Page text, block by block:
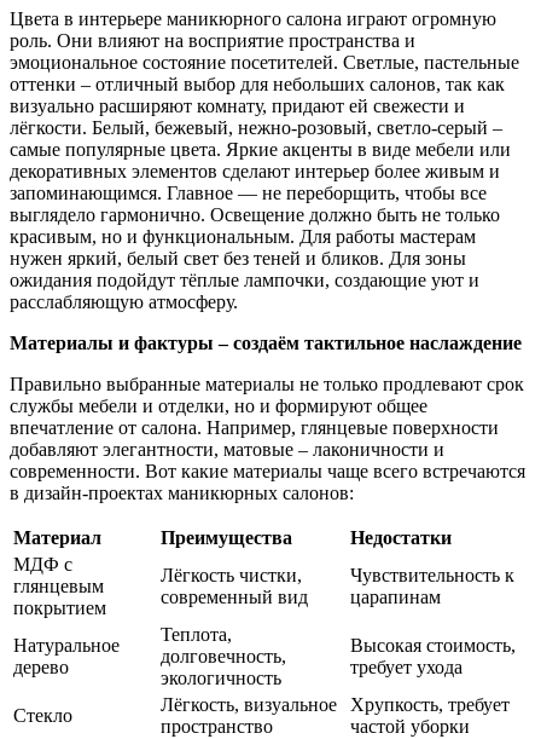
Цвета в интерьере маникюрного салона играют огромную
роль. Они влияют на восприятие пространства и
эмоциональное состояние посетителей. Светлые, пастельные
оттенки – отличный выбор для небольших салонов, так как
визуально расширяют комнату, придают ей свежести и
лёгкости. Белый, бежевый, нежно-розовый, светло-серый –
самые популярные цвета. Яркие акценты в виде мебели или
декоративных элементов сделают интерьер более живым и
запоминающимся. Главное — не переборщить, чтобы все
выглядело гармонично. Освещение должно быть не только
красивым, но и функциональным. Для работы мастерам
нужен яркий, белый свет без теней и бликов. Для зоны
ожидания подойдут тёплые лампочки, создающие уют и
расслабляющую атмосферу.
Материалы и фактуры – создаём тактильное наслаждение
Правильно выбранные материалы не только продлевают срок
службы мебели и отделки, но и формируют общее
впечатление от салона. Например, глянцевые поверхности
добавляют элегантности, матовые – лаконичности и
современности. Вот какие материалы чаще всего встречаются
в дизайн-проектах маникюрных салонов:
Материал Преимущества
Недостатки
МДФ с
глянцевым
покрытием
Лёгкость чистки,
современный вид
Чувствительность к
царапинам
Натуральное
дерево
Теплота,
долговечность,
экологичность
Высокая стоимость,
требует ухода
Стекло
Лёгкость, визуальное
пространство
Хрупкость, требует
частой уборки